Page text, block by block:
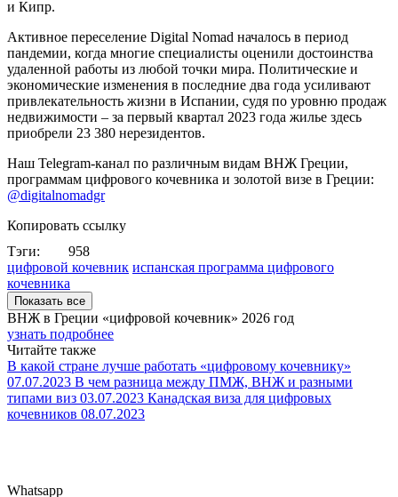
и Кипр.
Активное переселение Digital Nomad началось в период
пандемии, когда многие специалисты оценили достоинства
удаленной работы из любой точки мира. Политические и
экономические изменения в последние два года усиливают
привлекательность жизни в Испании, судя по уровню продаж
недвижимости – за первый квартал 2023 года жилье здесь
приобрели 23 380 нерезидентов.
Наш Telegram-канал по различным видам ВНЖ Греции,
программам цифрового кочевника и золотой визе в Греции:
@digitalnomadgr
Копировать ссылку
Тэги:
958
цифровой кочевник испанская программа цифрового
кочевника
Показать все
ВНЖ в Греции «цифровой кочевник» 2026 год
узнать подробнее
Читайте также
В какой стране лучше работать «цифровому кочевнику»
07.07.2023 В чем разница между ПМЖ, ВНЖ и разными
типами виз 03.07.2023 Канадская виза для цифровых
кочевников 08.07.2023
Whatsapp